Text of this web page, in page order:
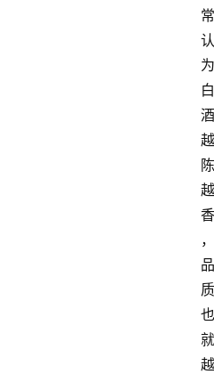
常
认
为
白
酒
越
陈
越
香
，
品
质
也
就
越